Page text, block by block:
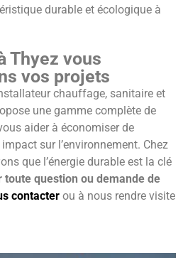
durable et écologique à
Thyez vous
vos projets
chauffage, sanitaire et
une gamme complète de
aider à économiser de
sur l’environnement. Chez
que l’énergie durable est la clé
toute question ou demande de
contacter ou à nous rendre visite